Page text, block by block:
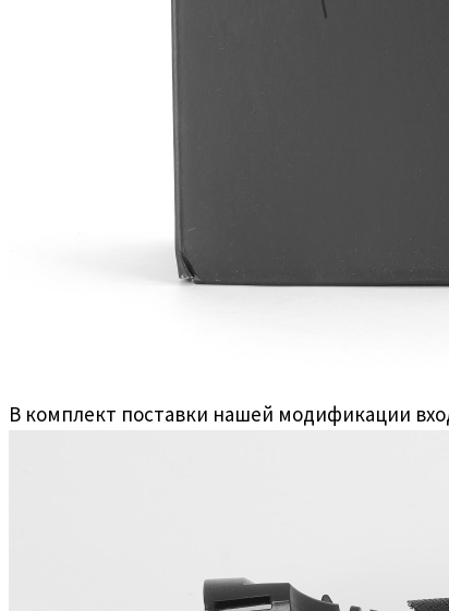
В комплект поставки нашей модификации